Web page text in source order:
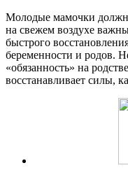
Молодые мамочки
на свежем воздухе
быстрого
беременности и родов.
«обязанность» на
восстанавливает силы,